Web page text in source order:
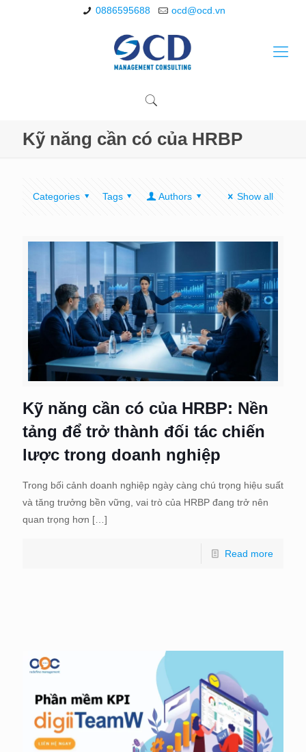
0886595688 ocd@ocd.vn
Kỹ năng cần có của HRBP
Categories Tags Authors Show all
Kỹ năng cần có của HRBP: Nền
tảng để trở thành đối tác chiến
lược trong doanh nghiệp
Trong bối cảnh doanh nghiệp ngày càng chú trọng hiệu suất
và tăng trưởng bền vững, vai trò của HRBP đang trở nên
quan trọng hơn […]
Read more